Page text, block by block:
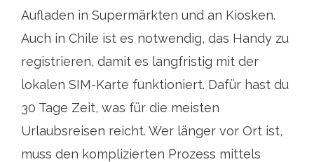
Aufladen in Supermärkten und an Kiosken.
Auch in Chile ist es notwendig, das Handy zu
registrieren, damit es langfristig mit der
lokalen SIM-Karte funktioniert. Dafür hast du
30 Tage Zeit, was für die meisten
Urlaubsreisen reicht. Wer länger vor Ort ist,
muss den komplizierten Prozess mittels